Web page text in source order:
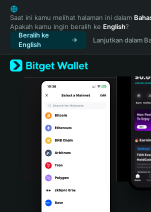
English
日本語
Tiếng Việt
Русский
Español (Latinoamérica)
Türkçe
Italiano
Português (Portugal)
Bahasa Indonesia
Português (Brasil)
Saat ini kamu melihat halaman ini dalam
Apakah kamu ingin beralih ke English?
Beralih ke
English
Lanjutkan dalam